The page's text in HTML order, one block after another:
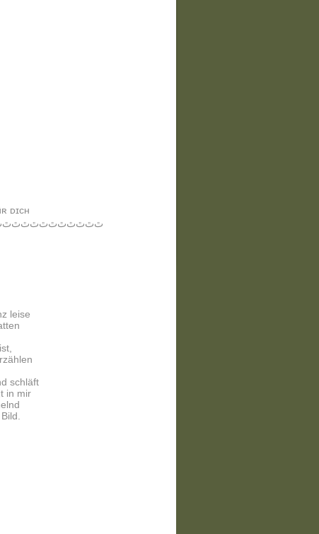
ᴅɪᴄʜ
leise
schläft
in mir